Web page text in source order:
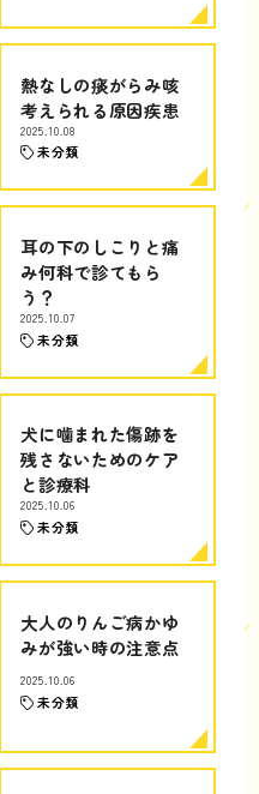
熱なしの痰がらみ咳
考えられる原因疾患
2025.10.08
未分類
耳の下のしこりと痛
み何科で診てもら
う？
2025.10.07
未分類
犬に噛まれた傷跡を
残さないためのケア
と診療科
2025.10.06
未分類
大人のりんご病かゆ
みが強い時の注意点
2025.10.06
未分類